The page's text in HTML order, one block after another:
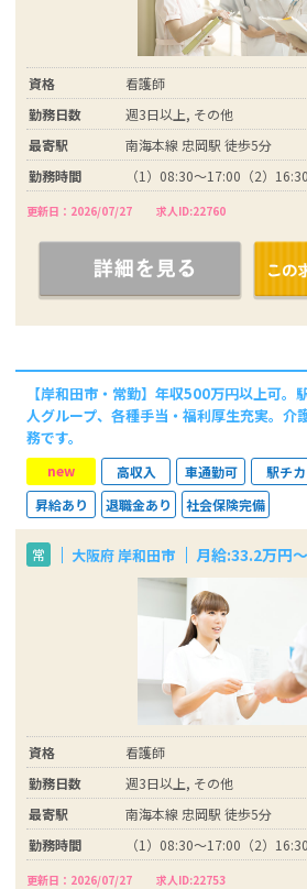
資格
看護師
勤務日数
週3日以上, その他
最寄駅
南海本線 忠岡駅 徒歩5分
勤務時間
（1）08:30～17:00（2）
更新日：2026/07/27 求人ID:22760
【岸和田市・常勤】年収500万円以上可。
人グループ、各種手当・福利厚生充実。介
務です。
new 高収入 車通勤可 駅チカ
昇給あり
退職金あり 社会保険完備
常 大阪府 岸和田市 月給:33.2万円
資格
看護師
勤務日数
週3日以上, その他
最寄駅
南海本線 忠岡駅 徒歩5分
勤務時間
（1）08:30～17:00（2）
更新日：2026/07/27 求人ID:22753